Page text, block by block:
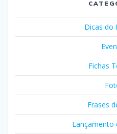
Dicas do
Fichas
Frases
Lançamento